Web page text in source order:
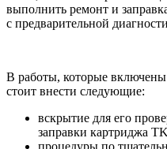
выполнить ремонт и
с предварительной
В работы, которые включены
стоит внести следующие:
вскрытие для его
заправки картриджа
процедуры по